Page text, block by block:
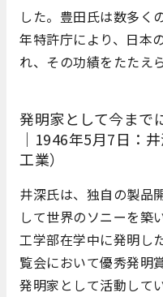
した。豊田氏は数多く
年特許庁により、日本
れ、その功績をたたえ
発明家として今まで
｜1946年5月7日：
工業）
井深氏は、独自の製品
して世界のソニーを築
工学部在学中に発明し
覧会において優秀発明
発明家として活動して